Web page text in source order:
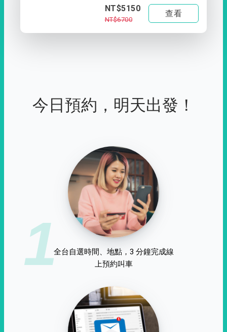
NT$5150
NT$6700
查看
今日預約，明天出發！
1全台自選時間、地點，3 分鐘完成線
上預約叫車